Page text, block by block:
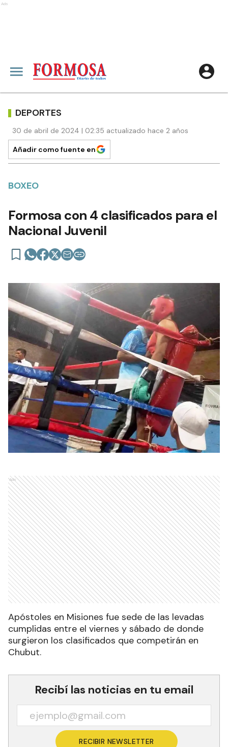
Ads
DEPORTES
30 de abril de 2024 | 02:35 actualizado hace 2 años
Añadir como fuente en
BOXEO
Formosa con 4 clasificados para el
Nacional Juvenil
Ads
Apóstoles en Misiones fue sede de las levadas
cumplidas entre el viernes y sábado de donde
surgieron los clasificados que competirán en
Chubut.
Recibí las noticias en tu email
RECIBIR NEWSLETTER